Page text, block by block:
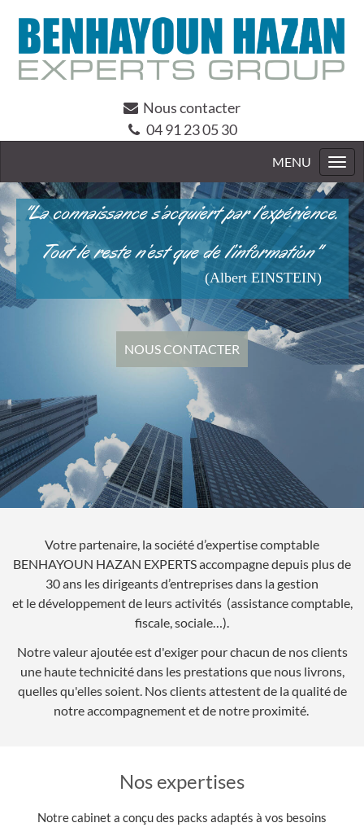
Nous contacter
04 91 23 05 30
"La connaissance s’acquiert par l’expérience.
Tout le reste n’est que de l’information"
(Albert EINSTEIN)
NOUS CONTACTER
Votre partenaire, la société d’expertise comptable
BENHAYOUN HAZAN EXPERTS accompagne depuis plus de
30 ans les dirigeants d’entreprises dans la gestion
et le développement de leurs activités (assistance comptable,
fiscale, sociale…).
Notre valeur ajoutée est d'exiger pour chacun de nos clients
une haute technicité dans les prestations que nous livrons,
quelles qu'elles soient. Nos clients attestent de la qualité de
notre accompagnement et de notre proximité.
Nos expertises
Notre cabinet a conçu des packs adaptés à vos besoins